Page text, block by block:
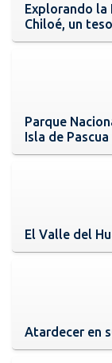
Explorando la
Chiloé, un
Parque
Isla de Pascua
El Valle del
Atardecer en